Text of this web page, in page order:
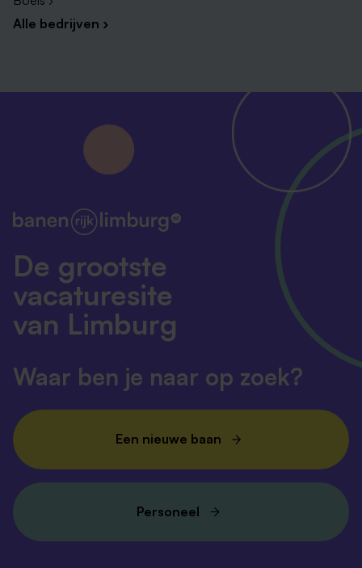
Alle bedrijven ›
De grootste
vacaturesite
van Limburg
Waar ben je naar op zoek?
Een nieuwe baan
Personeel